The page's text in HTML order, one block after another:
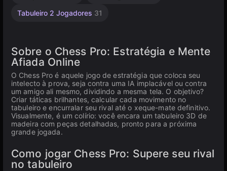
Tabuleiro 2 Jogadores 31
Sobre o Chess Pro: Estratégia e Mente
Afiada Online
O Chess Pro é aquele jogo de estratégia que coloca seu
intelecto à prova, seja contra uma IA implacável ou contra
um amigo ali mesmo, dividindo a mesma tela. O objetivo?
Criar táticas brilhantes, calcular cada movimento no
tabuleiro e encurralar seu rival até o xeque-mate definitivo.
Visualmente, é um colírio: você encara um tabuleiro 3D de
madeira com peças detalhadas, pronto para a próxima
grande jogada.
Como jogar Chess Pro: Supere seu rival
no tabuleiro